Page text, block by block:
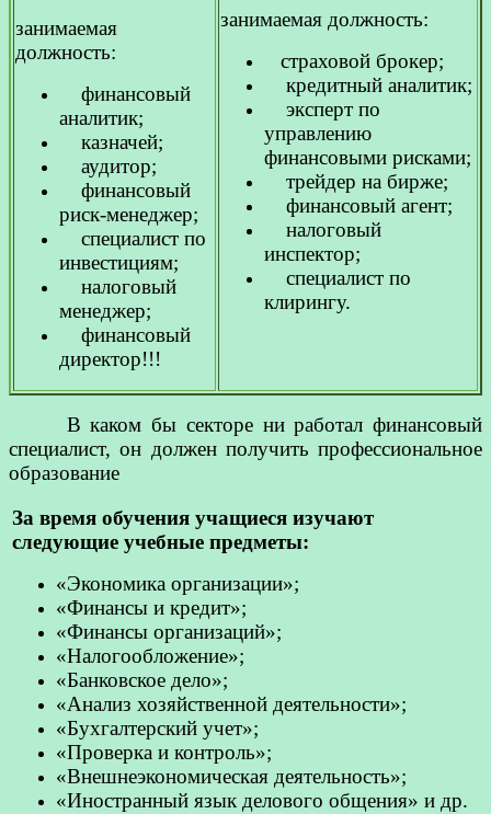
занимаемая
должность:
финансовый
аналитик;
казначей;
аудитор;
финансовый
риск-менеджер;
специалист по
инвестициям;
налоговый
менеджер;
финансовый
директор!!!
занимаемая должность:
страховой брокер;
кредитный аналитик;
эксперт по
управлению
финансовыми рисками;
трейдер на бирже;
финансовый агент;
налоговый
инспектор;
специалист по
клирингу.
В каком бы секторе ни работал финансовый
специалист, он должен получить профессиональное
образование
За время обучения учащиеся изучают
следующие учебные предметы:
«Экономика организации»;
«Финансы и кредит»;
«Финансы организаций»;
«Налогообложение»;
«Банковское дело»;
«Анализ хозяйственной деятельности»;
«Бухгалтерский учет»;
«Проверка и контроль»;
«Внешнеэкономическая деятельность»;
«Иностранный язык делового общения» и др.